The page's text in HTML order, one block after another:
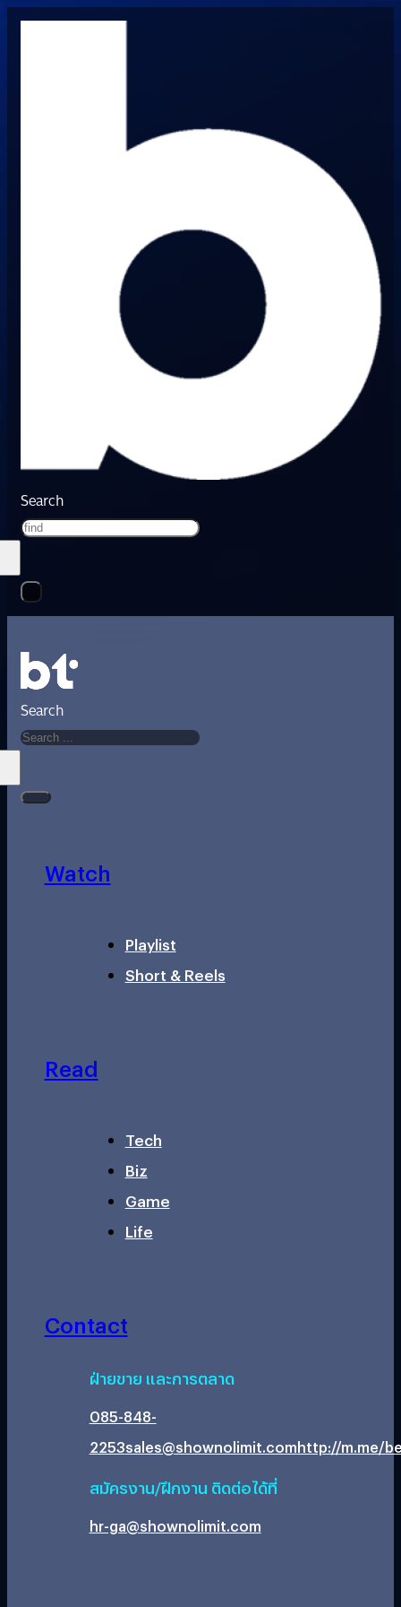
Search
Search
Watch
Playlist
Short & Reels
Read
Tech
Biz
Game
Life
Contact
ฝ่ายขาย และการตลาด
085-848-
2253sales@shownolimit.comhttp://m.me/
สมัครงาน/ฝึกงาน ติดต่อได้ที่
hr-ga@shownolimit.com